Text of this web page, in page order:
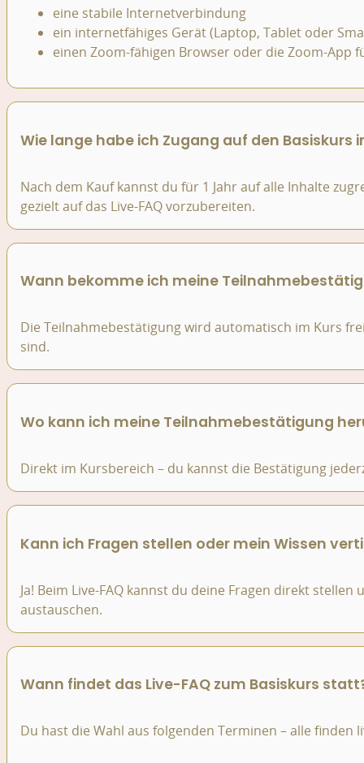
eine stabile Internetverbindung
ein internetfähiges Gerät (Laptop, Tablet oder
einen Zoom-fähigen Browser oder die Zoom-App
Wie lange habe ich Zugang auf den Basiskurs
Nach dem Kauf kannst du für 1 Jahr auf alle Inhalte
gezielt auf das Live-FAQ vorzubereiten.
Wann bekomme ich meine
Die Teilnahmebestätigung wird automatisch im Kurs
sind.
Wo kann ich meine Teilnahmebestätigung
Direkt im Kursbereich – du kannst die Bestätigung
Kann ich Fragen stellen oder mein Wissen
Ja! Beim Live-FAQ kannst du deine Fragen direkt
austauschen.
Wann findet das Live-FAQ zum Basiskurs
Du hast die Wahl aus folgenden Terminen – alle finden